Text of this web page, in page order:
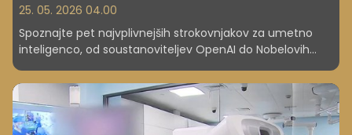
25. 05. 2026 04.00
Spoznajte pet najvplivnejših strokovnjakov za umetno
inteligenco, od soustanoviteljev OpenAI do Nobelovih
plače.